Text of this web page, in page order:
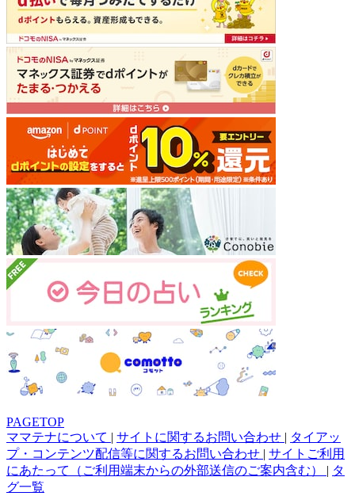
PAGETOP
ママテナについて | サイトに関するお問い合わせ | タイアッ
プ・コンテンツ配信等に関するお問い合わせ | サイトご利用
にあたって（ご利用端末からの外部送信のご案内含む） | タ
グ一覧